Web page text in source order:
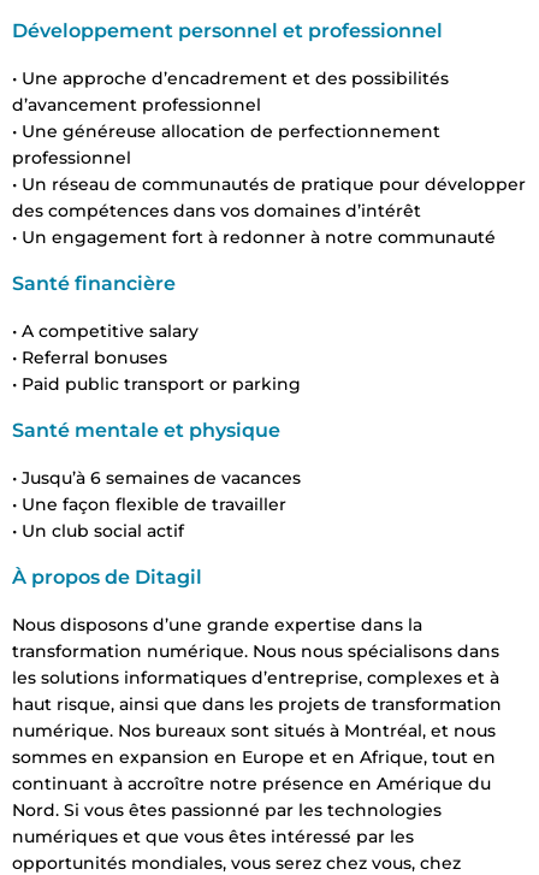
Développement personnel et professionnel
• Une approche d’encadrement et des possibilités
d’avancement professionnel
• Une généreuse allocation de perfectionnement
professionnel
• Un réseau de communautés de pratique pour développer
des compétences dans vos domaines d’intérêt
• Un engagement fort à redonner à notre communauté
Santé financière
• A competitive salary
• Referral bonuses
• Paid public transport or parking
Santé mentale et physique
• Jusqu’à 6 semaines de vacances
• Une façon flexible de travailler
• Un club social actif
À propos de Ditagil
Nous disposons d’une grande expertise dans la
transformation numérique. Nous nous spécialisons dans
les solutions informatiques d’entreprise, complexes et à
haut risque, ainsi que dans les projets de transformation
numérique. Nos bureaux sont situés à Montréal, et nous
sommes en expansion en Europe et en Afrique, tout en
continuant à accroître notre présence en Amérique du
Nord. Si vous êtes passionné par les technologies
numériques et que vous êtes intéressé par les
opportunités mondiales, vous serez chez vous, chez